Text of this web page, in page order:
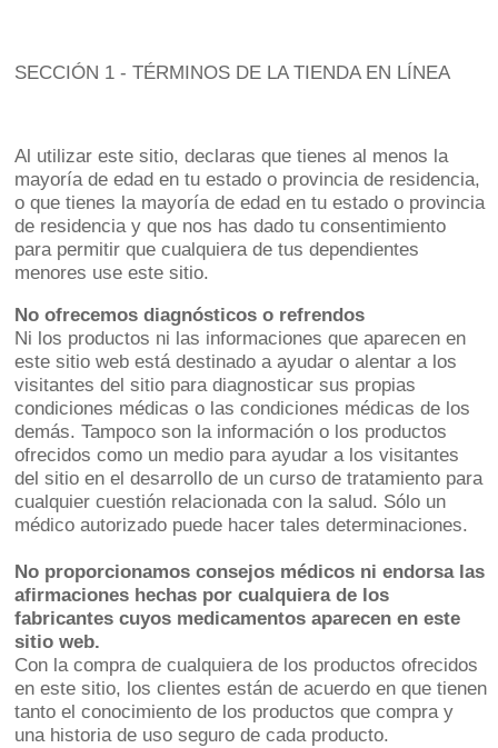
SECCIÓN 1 - TÉRMINOS DE LA TIENDA EN LÍNEA
Al utilizar este sitio, declaras que tienes al menos la
mayoría de edad en tu estado o provincia de residencia,
o que tienes la mayoría de edad en tu estado o provincia
de residencia y que nos has dado tu consentimiento
para permitir que cualquiera de tus dependientes
menores use este sitio.
No ofrecemos diagnósticos o refrendos
Ni los productos ni las informaciones que aparecen en
este sitio web está destinado a ayudar o alentar a los
visitantes del sitio para diagnosticar sus propias
condiciones médicas o las condiciones médicas de los
demás. Tampoco son la información o los productos
ofrecidos como un medio para ayudar a los visitantes
del sitio en el desarrollo de un curso de tratamiento para
cualquier cuestión relacionada con la salud. Sólo un
médico autorizado puede hacer tales determinaciones.
No proporcionamos consejos médicos ni endorsa las
afirmaciones hechas por cualquiera de los
fabricantes cuyos medicamentos aparecen en este
sitio web.
Con la compra de cualquiera de los productos ofrecidos
en este sitio, los clientes están de acuerdo en que tienen
tanto el conocimiento de los productos que compra y
una historia de uso seguro de cada producto.